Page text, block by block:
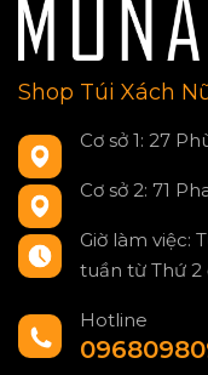
Shop Túi Xách
Cơ sở 1: 27
Cơ sở 2: 71
Giờ làm việc:
tuần từ Thứ 2
Hotline